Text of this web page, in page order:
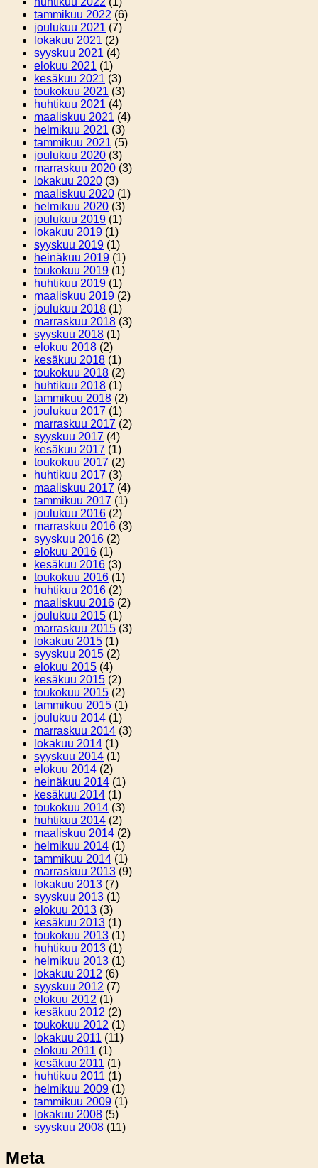
tammikuu 2022 (6)
joulukuu 2021 (7)
lokakuu 2021 (2)
syyskuu 2021 (4)
elokuu 2021 (1)
kesäkuu 2021 (3)
toukokuu 2021 (3)
huhtikuu 2021 (4)
maaliskuu 2021 (4)
helmikuu 2021 (3)
tammikuu 2021 (5)
joulukuu 2020 (3)
marraskuu 2020 (3)
lokakuu 2020 (3)
maaliskuu 2020 (1)
helmikuu 2020 (3)
joulukuu 2019 (1)
lokakuu 2019 (1)
syyskuu 2019 (1)
heinäkuu 2019 (1)
toukokuu 2019 (1)
huhtikuu 2019 (1)
maaliskuu 2019 (2)
joulukuu 2018 (1)
marraskuu 2018 (3)
syyskuu 2018 (1)
elokuu 2018 (2)
kesäkuu 2018 (1)
toukokuu 2018 (2)
huhtikuu 2018 (1)
tammikuu 2018 (2)
joulukuu 2017 (1)
marraskuu 2017 (2)
syyskuu 2017 (4)
kesäkuu 2017 (1)
toukokuu 2017 (2)
huhtikuu 2017 (3)
maaliskuu 2017 (4)
tammikuu 2017 (1)
joulukuu 2016 (2)
marraskuu 2016 (3)
syyskuu 2016 (2)
elokuu 2016 (1)
kesäkuu 2016 (3)
toukokuu 2016 (1)
huhtikuu 2016 (2)
maaliskuu 2016 (2)
joulukuu 2015 (1)
marraskuu 2015 (3)
lokakuu 2015 (1)
syyskuu 2015 (2)
elokuu 2015 (4)
kesäkuu 2015 (2)
toukokuu 2015 (2)
tammikuu 2015 (1)
joulukuu 2014 (1)
marraskuu 2014 (3)
lokakuu 2014 (1)
syyskuu 2014 (1)
elokuu 2014 (2)
heinäkuu 2014 (1)
kesäkuu 2014 (1)
toukokuu 2014 (3)
huhtikuu 2014 (2)
maaliskuu 2014 (2)
helmikuu 2014 (1)
tammikuu 2014 (1)
marraskuu 2013 (9)
lokakuu 2013 (7)
syyskuu 2013 (1)
elokuu 2013 (3)
kesäkuu 2013 (1)
toukokuu 2013 (1)
huhtikuu 2013 (1)
helmikuu 2013 (1)
lokakuu 2012 (6)
syyskuu 2012 (7)
elokuu 2012 (1)
kesäkuu 2012 (2)
toukokuu 2012 (1)
lokakuu 2011 (11)
elokuu 2011 (1)
kesäkuu 2011 (1)
huhtikuu 2011 (1)
helmikuu 2009 (1)
tammikuu 2009 (1)
lokakuu 2008 (5)
syyskuu 2008 (11)
Meta